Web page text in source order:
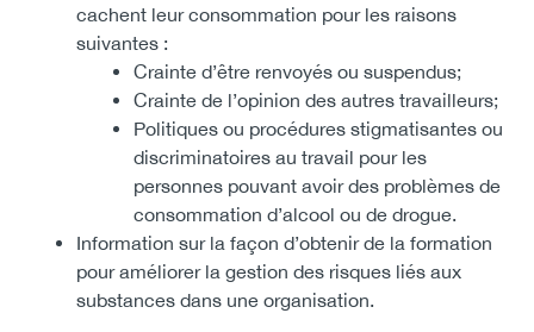
cachent leur consommation pour les raisons
suivantes :
Crainte d’être renvoyés ou suspendus;
Crainte de l’opinion des autres travailleurs;
Politiques ou procédures stigmatisantes ou
discriminatoires au travail pour les
personnes pouvant avoir des problèmes de
consommation d’alcool ou de drogue.
Information sur la façon d’obtenir de la formation
pour améliorer la gestion des risques liés aux
substances dans une organisation.